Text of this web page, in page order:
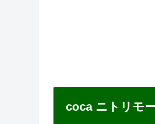
coca ニトリモ